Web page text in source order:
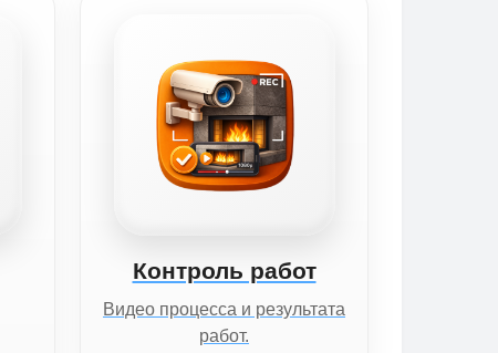
Контроль работ
Видео процесса и результата
работ.